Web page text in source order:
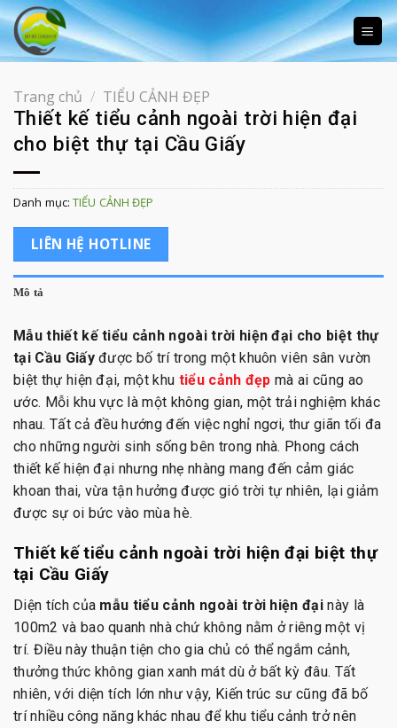
Skip
to
content
Trang chủ / TIỂU CẢNH ĐẸP
Thiết kế tiểu cảnh ngoài trời hiện đại
cho biệt thự tại Cầu Giấy
Danh mục: TIỂU CẢNH ĐẸP
LIÊN HỆ HOTLINE
Mô tả
Mẫu thiết kế tiểu cảnh ngoài trời hiện đại cho biệt thự
tại Cầu Giấyđược bố trí trong một khuôn viên sân vườn
biệt thự hiện đại, một khu tiểu cảnh đẹp mà ai cũng ao
ước. Mỗi khu vực là một không gian, một trải nghiệm khác
nhau. Tất cả đều hướng đến việc nghỉ ngơi, thư giãn tối đa
cho những người sinh sống bên trong nhà. Phong cách
thiết kế hiện đại nhưng nhẹ nhàng mang đến cảm giác
khoan thai, vừa tận hưởng được gió trời tự nhiên, lại giảm
được sự oi bức vào mùa hè.
Thiết kế tiểu cảnh ngoài trời hiện đại biệt thự
tại Cầu Giấy
Diện tích của mẫu tiểu cảnh ngoài trời hiện đại này là
100m2 và bao quanh nhà chứ không nằm ở riêng một vị
trí. Điều này thuận tiện cho gia chủ có thể ngắm cảnh,
thưởng thức không gian xanh mát dù ở bất kỳ đâu. Tất
nhiên, với diện tích lớn như vậy, Kiến trúc sư cũng đã bố
trí nhiều công năng khác nhau để khu tiểu cảnh trở nên